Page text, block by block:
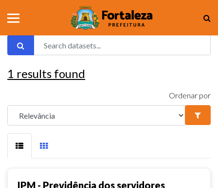
1 results found
Ordenar por
IPM - Previdência dos servidores